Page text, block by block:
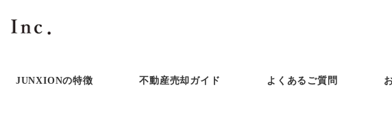
JUNXIONの特徴 不動産売却ガイド よくあるご質問